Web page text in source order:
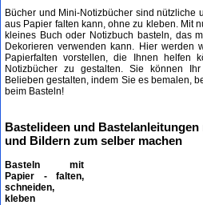
Bücher und Mini-Notizbücher sind nützliche
aus Papier falten kann, ohne zu kleben. Mit
kleines Buch oder Notizbuch basteln, das
Dekorieren verwenden kann. Hier werden
Papierfalten vorstellen, die Ihnen helfen
Notizbücher zu gestalten. Sie können
Belieben gestalten, indem Sie es bemalen,
beim Basteln!
Bastelideen und
und Bildern zum selber machen
Basteln mit
Papier - falten,
schneiden,
kleben